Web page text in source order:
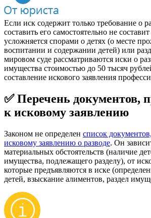
Если иск содержит только требование о
составить его самостоятельно не
усложняется спорами о детях (о месте
воспитании и содержании детей) или
мировом суде рассматриваются иски о
имущества стоимостью до 50 тысяч
составление искового заявления
✅Перечень документов,
к исковому заявлению
Законом не определен список
исковому заявлению о разводе. Он
материальных обстоятельств (наличие
имущества, подлежащего разделу), от
которые предъявляются в иске
детей, взыскание алиментов, раздел